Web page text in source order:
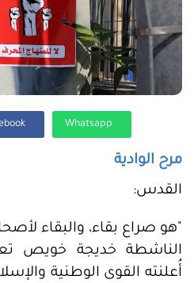
مرح الوادية
القدس:
"هو صراع بقاء، والبقاء
الناشطة خديجة خويص
أُعلنته القوى الوطنية